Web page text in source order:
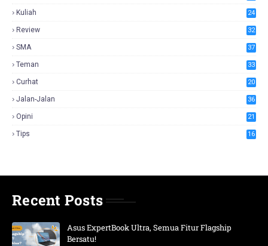
Kuliah 24
Review 32
SMA 37
Teman 33
Curhat 20
Jalan-Jalan 36
Opini 21
Tips 16
Recent Posts
Asus ExpertBook Ultra, Semua Fitur Flagship
Bersatu!